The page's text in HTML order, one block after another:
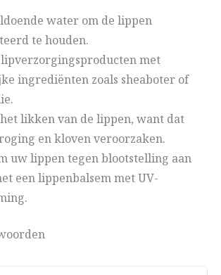
water om de lippen
te houden.
met
ingrediënten zoals sheaboter of
likken van de lippen, want dat
en kloven veroorzaken.
uw lippen tegen blootstelling aan
een lippenbalsem met UV-